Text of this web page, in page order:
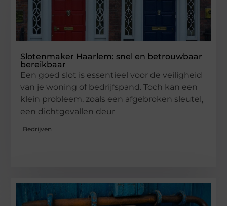
Slotenmaker Haarlem: snel en betrouwbaar
bereikbaar
Een goed slot is essentieel voor de veiligheid
van je woning of bedrijfspand. Toch kan een
klein probleem, zoals een afgebroken sleutel,
een dichtgevallen deur
Bedrijven